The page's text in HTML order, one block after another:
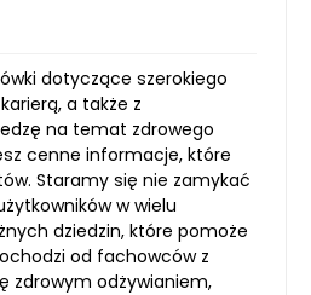
dotyczące szerokiego
a także z
na temat zdrowego
cenne informacje, które
Staramy się nie zamykać
w wielu
dziedzin, które pomoże
od fachowców z
zdrowym odżywianiem,